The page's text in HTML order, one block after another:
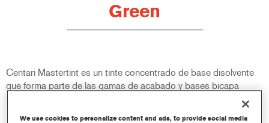
Green
Centari Mastertint es un tinte concentrado de base disolvente
que forma parte de las gamas de acabado y bases bicapa
Centari.
We use cookies to personalize content and ads, to provide social media